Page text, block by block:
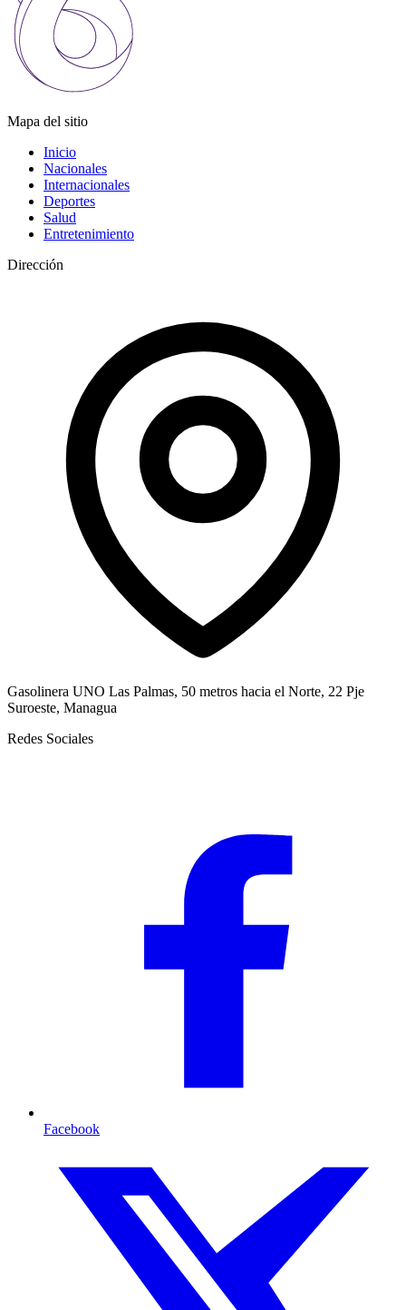
Mapa del sitio
Inicio
Nacionales
Internacionales
Deportes
Salud
Entretenimiento
Dirección
Gasolinera UNO Las Palmas, 50 metros hacia el Norte, 22 Pje
Suroeste, Managua
Redes Sociales
Facebook